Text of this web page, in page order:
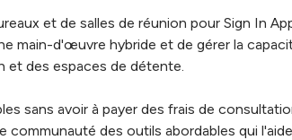
et de salles de réunion pour Sign In
main-d'œuvre hybride et de gérer la
et des espaces de détente.
sans avoir à payer des frais de
des outils abordables qui